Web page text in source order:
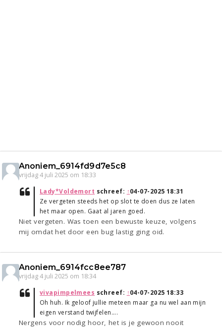
Anoniem_6914fd9d7e5c8
vrijdag 4 juli 2025 om 18:33
Lady*Voldemort schreef: ↑04-07-2025 18:31
Ze vergeten steeds het op slot te doen dus ze laten
het maar open. Gaat al jaren goed.
Niet vergeten. Was toen een bewuste keuze, volgens
mij omdat het door een bug lastig ging oid.
Anoniem_6914fcc8ee787
vrijdag 4 juli 2025 om 18:34
vivapimpelmees schreef: ↑04-07-2025 18:33
Oh huh. Ik geloof jullie meteen maar ga nu wel aan mijn
eigen verstand twijfelen....
Nergens voor nodig hoor, het is je gewoon nooit